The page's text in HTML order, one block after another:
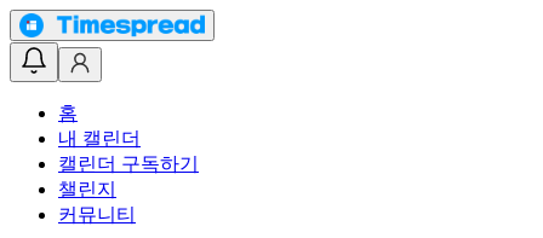
홈
내 캘린더
캘린더 구독하기
챌린지
커뮤니티